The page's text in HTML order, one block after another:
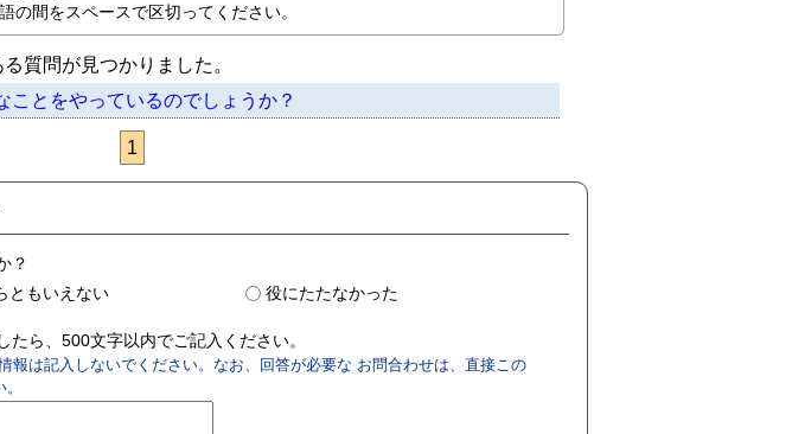
の間をスペースで区切ってください。
質問が見つかりました。
とをやっているのでしょうか？
1
？
ともいえない 役にたたなかった
たら、500文字以内でご記入ください。
報は記入しないでください。なお、回答が必要な お問合わせは、直接この